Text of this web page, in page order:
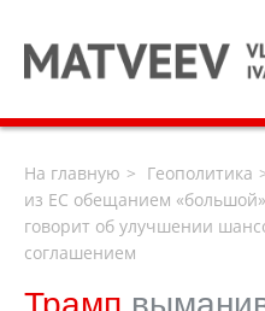
На главную Геополитика
из ЕС обещанием
говорит об улучшении
соглашением